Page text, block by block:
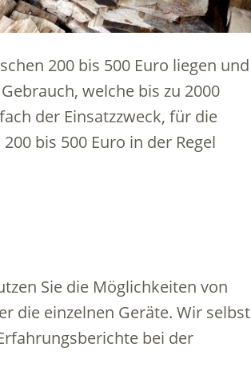
200 bis 500 Euro liegen und
welche bis zu 2000
der Einsatzzweck, für die
bis 500 Euro in der Regel
Sie die Möglichkeiten von
die einzelnen Geräte. Wir selbst
bei der